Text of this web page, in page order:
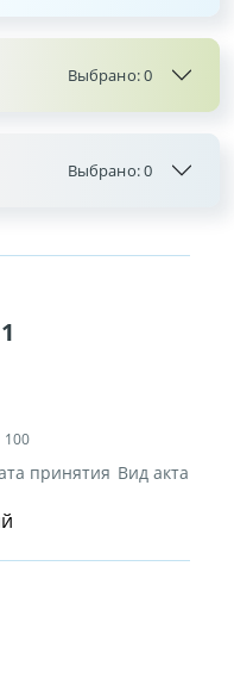
1
100
принятия Вид акта
Выбрано:0
Выбрано:0